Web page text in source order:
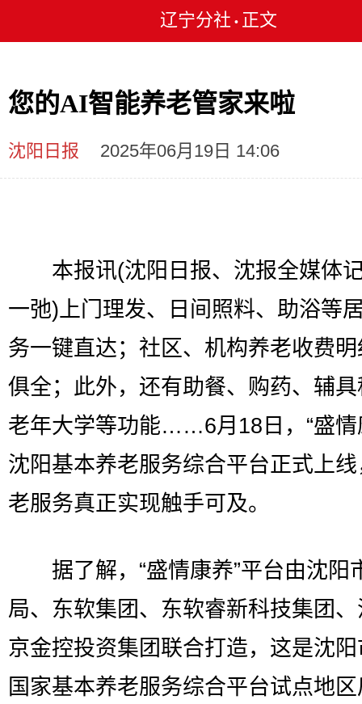
辽宁分社 • 正文
您的AI智能养老管家来啦
沈阳日报 2025年06月19日 14:06
本报讯(沈阳日报、沈报全媒体
一弛)上门理发、日间照料、助浴等
务一键直达；社区、机构养老收费
俱全；此外，还有助餐、购药、辅
老年大学等功能……6月18日，“盛情
沈阳基本养老服务综合平台正式上
老服务真正实现触手可及。
据了解，“盛情康养”平台由沈阳
局、东软集团、东软睿新科技集团
京金控投资集团联合打造，这是沈
国家基本养老服务综合平台试点地